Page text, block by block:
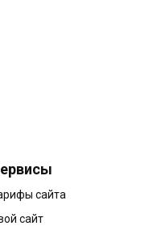
сайта
сайт